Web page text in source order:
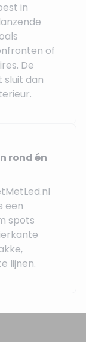
in
of
De
sluit dan
rond én
een
spots
lijnen.